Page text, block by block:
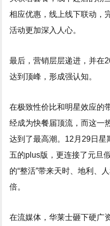
相应优惠，线上线下联动，
活动更加深入人心。
最后，营销层层递进，并在
达到顶峰，形成强认知。
在极致性价比和明星效应的
经成为快餐届顶流，而这一
达到了最高潮。12月29日星
五的plus版，更连接了元旦
的“整活”带来天时、地利、
倍。
在流媒体，华莱士砸下硬广